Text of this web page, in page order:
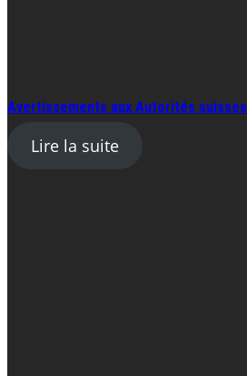
Avertissements aux Autorités suisses
Lire la suite